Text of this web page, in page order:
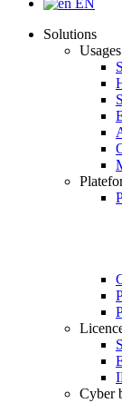
EN
Solutions
Usages
Cyber